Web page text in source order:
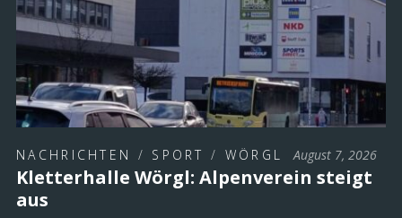
NACHRICHTEN / SPORT / WÖRGL August 7, 2026
Kletterhalle Wörgl: Alpenverein steigt
aus